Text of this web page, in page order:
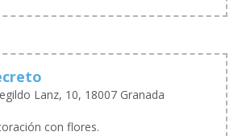
Lanz, 10, 18007 Granada
con flores.